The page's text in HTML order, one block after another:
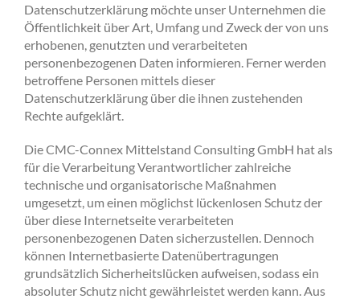
Datenschutzerklärung möchte unser Unternehmen die
Öffentlichkeit über Art, Umfang und Zweck der von uns
erhobenen, genutzten und verarbeiteten
personenbezogenen Daten informieren. Ferner werden
betroffene Personen mittels dieser
Datenschutzerklärung über die ihnen zustehenden
Rechte aufgeklärt.
Die CMC-Connex Mittelstand Consulting GmbH hat als
für die Verarbeitung Verantwortlicher zahlreiche
technische und organisatorische Maßnahmen
umgesetzt, um einen möglichst lückenlosen Schutz der
über diese Internetseite verarbeiteten
personenbezogenen Daten sicherzustellen. Dennoch
können Internetbasierte Datenübertragungen
grundsätzlich Sicherheitslücken aufweisen, sodass ein
absoluter Schutz nicht gewährleistet werden kann. Aus